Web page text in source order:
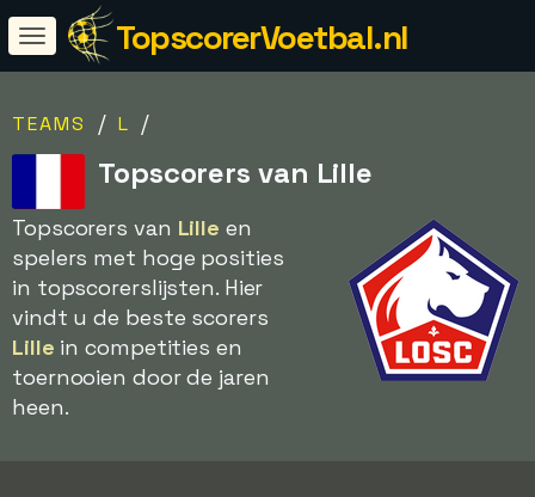
TopscorerVoetbal.nl
TEAMS / L /
Topscorers van Lille
Topscorers van Lille en
spelers met hoge posities
in topscorerslijsten. Hier
vindt u de beste scorers
Lille in competities en
toernooien door de jaren
heen.